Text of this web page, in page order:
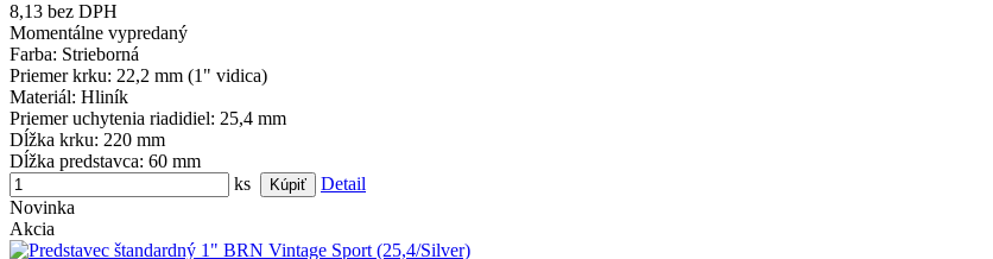
8,13 bez DPH
Momentálne vypredaný
Farba: Strieborná
Priemer krku: 22,2 mm (1" vidica)
Materiál: Hliník
Priemer uchytenia riadidiel: 25,4 mm
Dĺžka krku: 220 mm
Dĺžka predstavca: 60 mm
ks
Detail
Novinka
Akcia